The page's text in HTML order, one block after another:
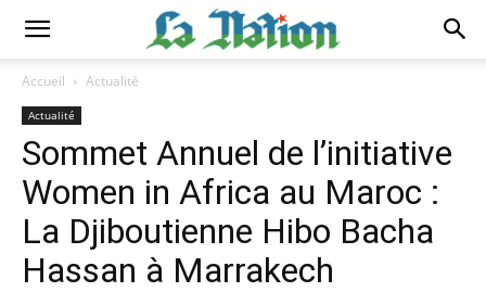
Accueil Actualité
Actualité
Sommet Annuel de l’initiative
Women in Africa au Maroc :
La Djiboutienne Hibo Bacha
Hassan à Marrakech